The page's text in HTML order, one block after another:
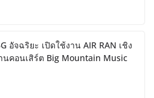
อัจฉริยะ เปิดใช้งาน AIR RAN เชิง
คอนเสิร์ต Big Mountain Music